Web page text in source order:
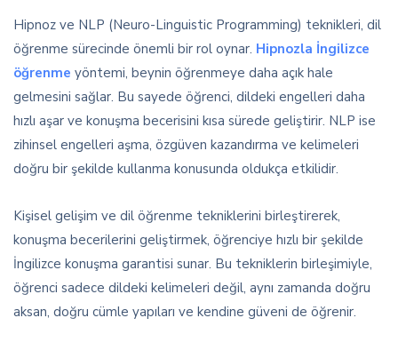
Hipnoz ve NLP (Neuro-Linguistic Programming) teknikleri, dil
öğrenme sürecinde önemli bir rol oynar. Hipnozla İngilizce
öğrenme yöntemi, beynin öğrenmeye daha açık hale
gelmesini sağlar. Bu sayede öğrenci, dildeki engelleri daha
hızlı aşar ve konuşma becerisini kısa sürede geliştirir. NLP ise
zihinsel engelleri aşma, özgüven kazandırma ve kelimeleri
doğru bir şekilde kullanma konusunda oldukça etkilidir.
Kişisel gelişim ve dil öğrenme tekniklerini birleştirerek,
konuşma becerilerini geliştirmek, öğrenciye hızlı bir şekilde
İngilizce konuşma garantisi sunar. Bu tekniklerin birleşimiyle,
öğrenci sadece dildeki kelimeleri değil, aynı zamanda doğru
aksan, doğru cümle yapıları ve kendine güveni de öğrenir.